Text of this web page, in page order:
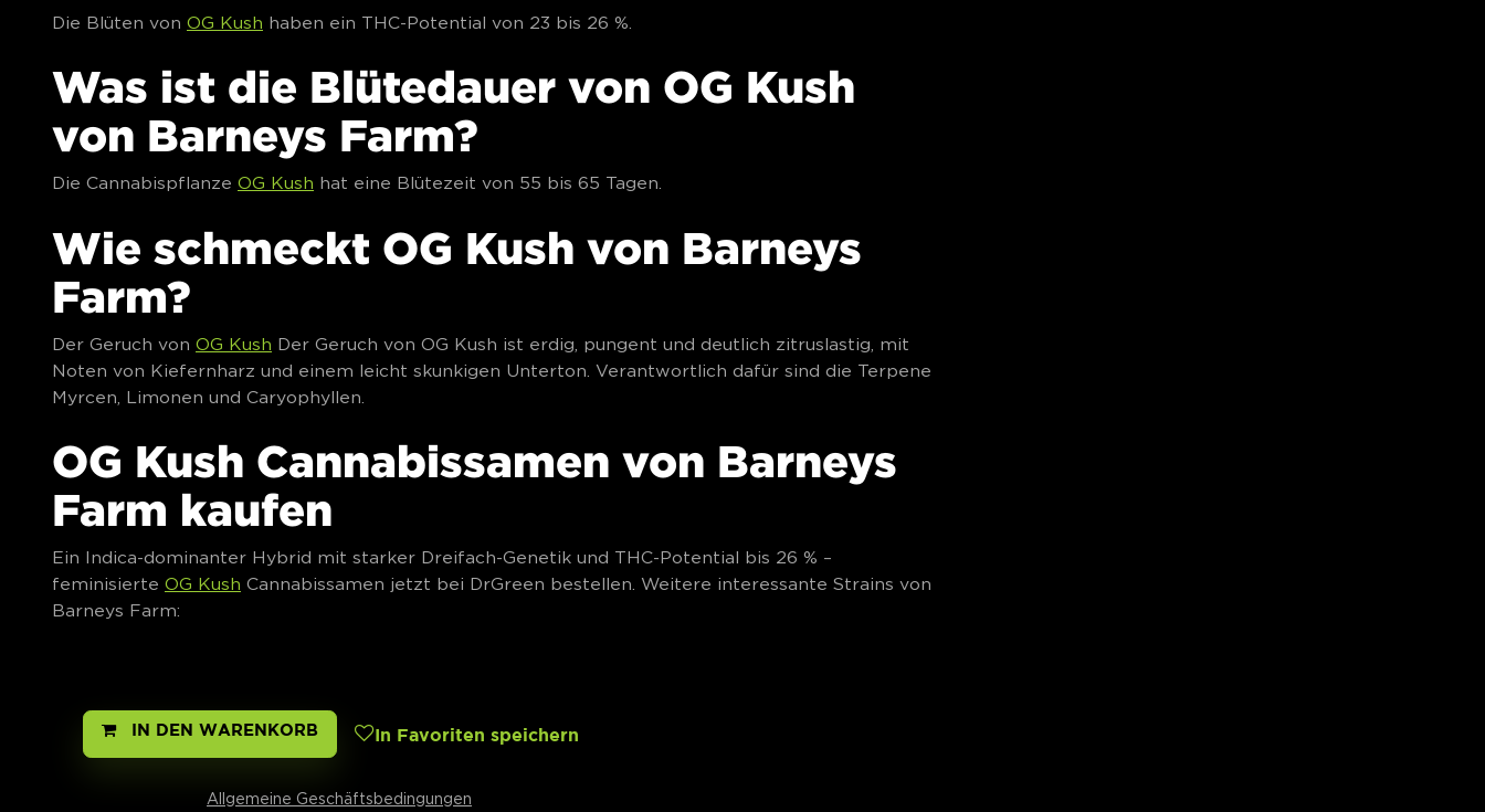
Die Blüten von OG Kush haben ein THC-Potential von 23 bis 26 %.
Was ist die Blütedauer von OG Kush
von Barneys Farm?
Die Cannabispflanze OG Kush hat eine Blütezeit von 55 bis 65 Tagen.
Wie schmeckt OG Kush von Barneys
Farm?
Der Geruch von OG Kush Der Geruch von OG Kush ist erdig, pungent und deutlich zitruslastig, mit
Noten von Kiefernharz und einem leicht skunkigen Unterton. Verantwortlich dafür sind die Terpene
Myrcen, Limonen und Caryophyllen.
OG Kush Cannabissamen von Barneys
Farm kaufen
Ein Indica-dominanter Hybrid mit starker Dreifach-Genetik und THC-Potential bis 26 % –
feminisierte OG Kush Cannabissamen jetzt bei DrGreen bestellen. Weitere interessante Strains von
Barneys Farm:
IN DEN WARENKORB In Favoriten speichern
Allgemeine Geschäftsbedingungen